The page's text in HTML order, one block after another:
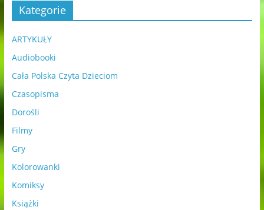
Kategorie
ARTYKUŁY
Audiobooki
Cała Polska Czyta Dzieciom
Czasopisma
Dorośli
Filmy
Gry
Kolorowanki
Komiksy
Książki